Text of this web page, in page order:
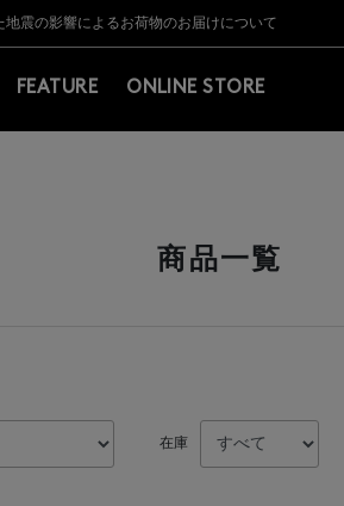
11,000円（税込）以上のお買上げで常時送料無料
交換承り一時停止のお知らせ】（2026.8.5）
地震の影響によるお荷物のお届けについて
SALEのご案内・ご注意事項
11,000円（税込）以上のお買上げで常時送料無料
交換承り一時停止のお知らせ】（2026.8.5）
FEATURE ONLINE STORE
商品一覧
在庫